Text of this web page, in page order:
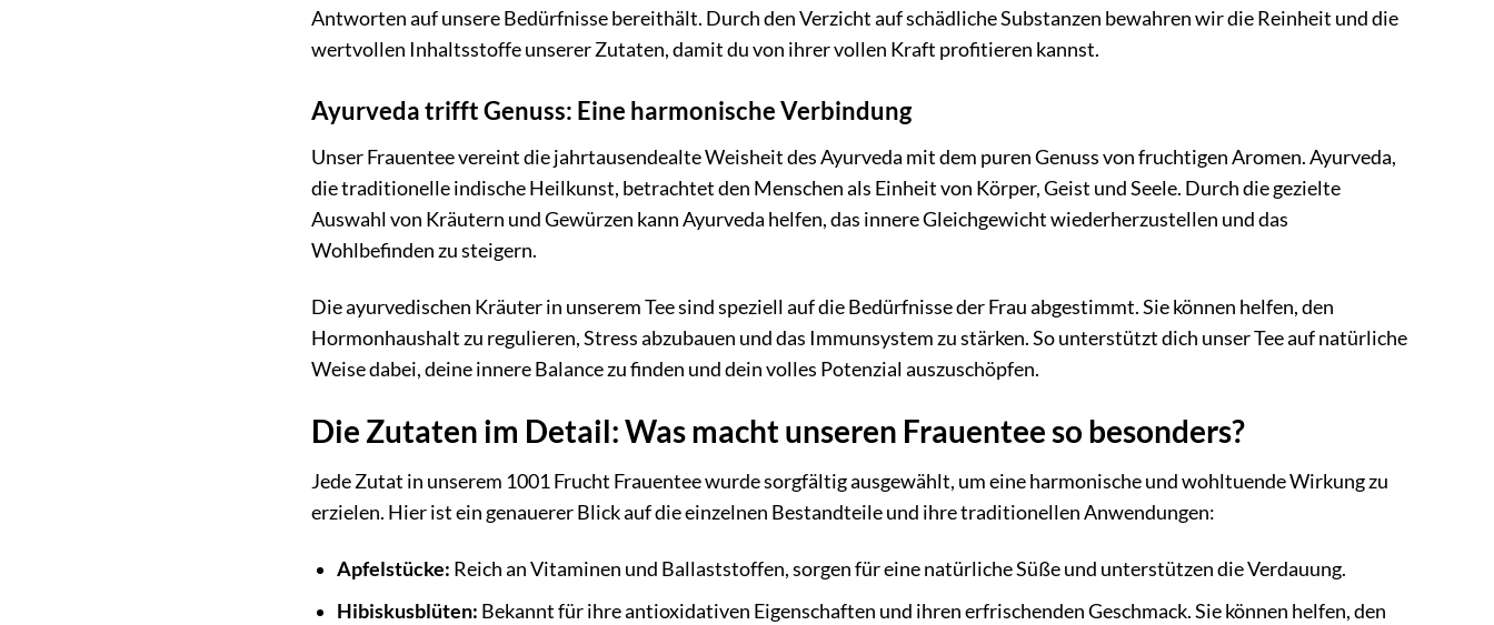
Antworten auf unsere Bedürfnisse bereithält. Durch den Verzicht auf schädliche Substanzen bewahren wir die Reinheit und die
wertvollen Inhaltsstoffe unserer Zutaten, damit du von ihrer vollen Kraft profitieren kannst.
Ayurveda trifft Genuss: Eine harmonische Verbindung
Unser Frauentee vereint die jahrtausendealte Weisheit des Ayurveda mit dem puren Genuss von fruchtigen Aromen. Ayurveda,
die traditionelle indische Heilkunst, betrachtet den Menschen als Einheit von Körper, Geist und Seele. Durch die gezielte
Auswahl von Kräutern und Gewürzen kann Ayurveda helfen, das innere Gleichgewicht wiederherzustellen und das
Wohlbefinden zu steigern.
Die ayurvedischen Kräuter in unserem Tee sind speziell auf die Bedürfnisse der Frau abgestimmt. Sie können helfen, den
Hormonhaushalt zu regulieren, Stress abzubauen und das Immunsystem zu stärken. So unterstützt dich unser Tee auf natürliche
Weise dabei, deine innere Balance zu finden und dein volles Potenzial auszuschöpfen.
Die Zutaten im Detail: Was macht unseren Frauentee so besonders?
Jede Zutat in unserem 1001 Frucht Frauentee wurde sorgfältig ausgewählt, um eine harmonische und wohltuende Wirkung zu
erzielen. Hier ist ein genauerer Blick auf die einzelnen Bestandteile und ihre traditionellen Anwendungen:
Apfelstücke: Reich an Vitaminen und Ballaststoffen, sorgen für eine natürliche Süße und unterstützen die Verdauung.
Hibiskusblüten: Bekannt für ihre antioxidativen Eigenschaften und ihren erfrischenden Geschmack. Sie können helfen, den